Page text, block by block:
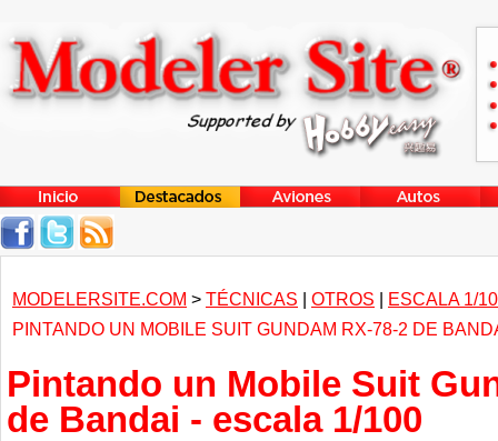
MODELERSITE.COM > TÉCNICAS | OTROS | ESCALA 1/
PINTANDO UN MOBILE SUIT GUNDAM RX-78-2 DE
Pintando un Mobile Suit
de Bandai - escala 1/100